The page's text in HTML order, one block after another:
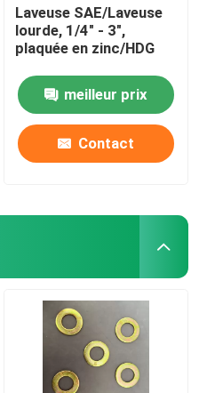
Laveuse SAE/Laveuse
lourde, 1/4" - 3",
plaquée en zinc/HDG
meilleur prix
Contact